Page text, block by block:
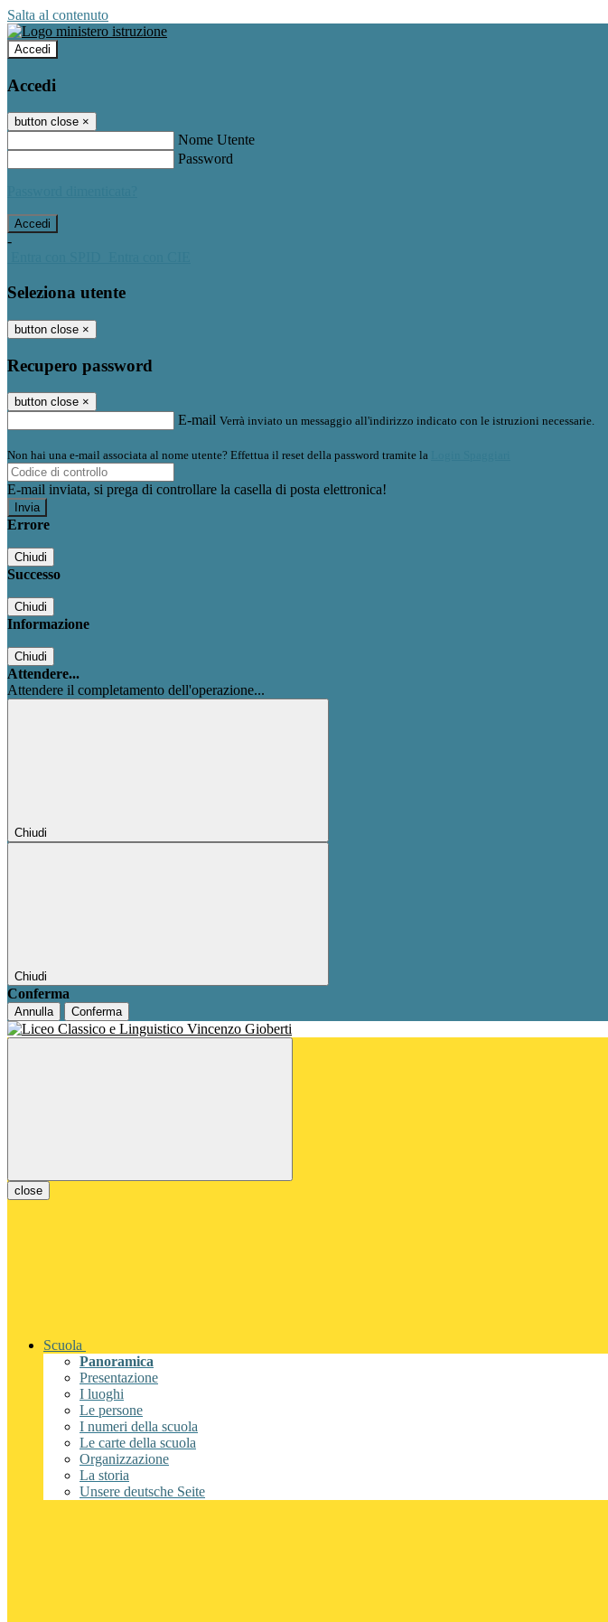
Salta al contenuto
Accedi
Accedi
button close ×
Nome Utente
Password
-
Seleziona utente
button close ×
Recupero password
button close ×
E-mail Verrà inviato un messaggio all'indirizzo indicato con le istruzioni necessarie.
Non hai una e-mail associata al nome utente? Effettua il reset della password tramite la
E-mail inviata, si prega di controllare la casella di posta elettronica!
Errore
Chiudi
Successo
Chiudi
Informazione
Chiudi
Attendere...
Attendere il completamento dell'operazione...
Chiudi
Chiudi
Conferma
Annulla Conferma
close
Scuola
Panoramica
Presentazione
I luoghi
Le persone
I numeri della scuola
Le carte della scuola
Organizzazione
La storia
Unsere deutsche Seite